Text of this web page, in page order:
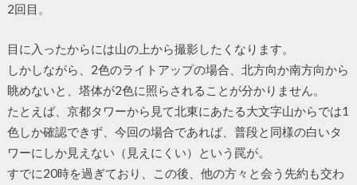
2回目。
目に入ったからには山の上から撮影したくなります。
しかしながら、2色のライトアップの場合、北方向か南方向から
眺めないと、塔体が2色に照らされることが分かりません。
たとえば、京都タワーから見て北東にあたる大文字山からでは1
色しか確認できず、今回の場合であれば、普段と同様の白いタ
ワーにしか見えない（見えにくい）という罠が。
すでに20時を過ぎており、この後、他の方々と会う先約も交わ